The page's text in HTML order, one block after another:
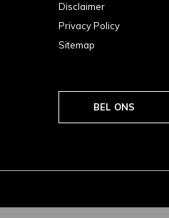
Disclaimer
Privacy Policy
Sitemap
BEL ONS